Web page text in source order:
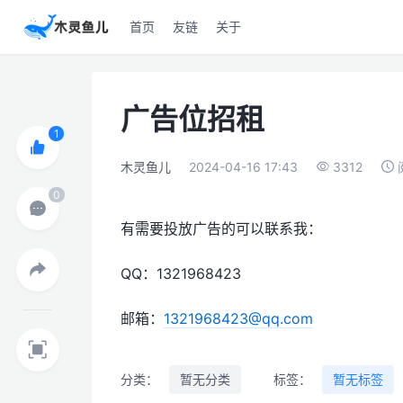
首页 友链 关于
广告位招租
木灵鱼儿 2024-04-16 17:43 3312
有需要投放广告的可以联系我：
QQ：1321968423
邮箱： 1321968423@qq.com
分类： 暂无分类 标签： 暂无标签